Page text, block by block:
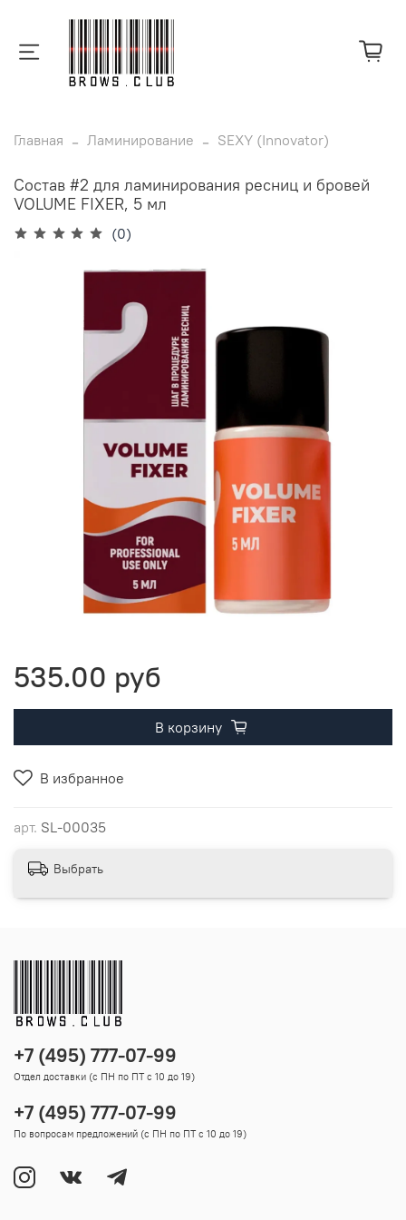
Главная Ламинирование SEXY (Innovator)
Состав #2 для ламинирования ресниц и бровей
VOLUME FIXER, 5 мл
(0)
В избранное
арт. SL-00035
535.00 руб
В корзину
Выбрать
+7 (495) 777-07-99
Отдел доставки (с ПН по ПТ с 10 до 19)
+7 (495) 777-07-99
По вопросам предложений (с ПН по ПТ с 10 до 19)